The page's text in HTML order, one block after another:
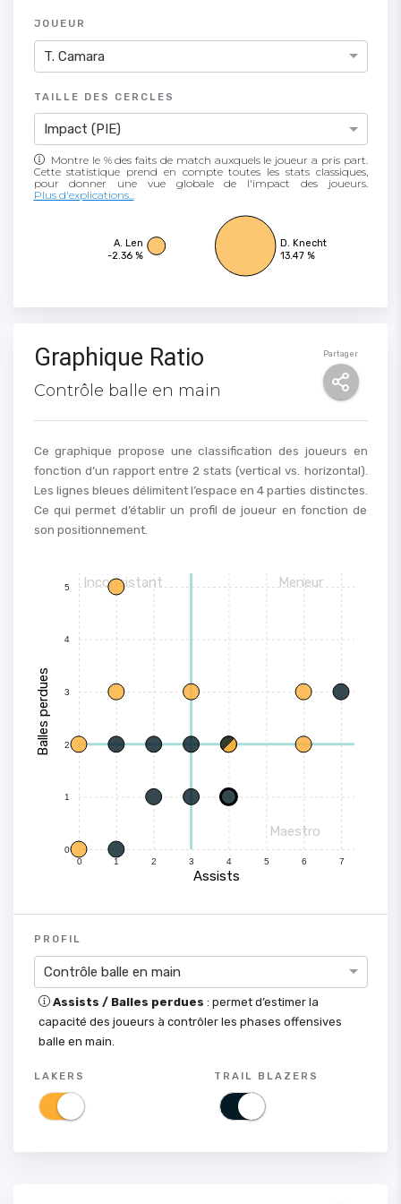
JOUEUR
T. Camara
TAILLE DES CERCLES
Impact (PIE)
Montre le % des faits de match auxquels le joueur a pris part.
Cette statistique prend en compte toutes les stats classiques,
pour donner une vue globale de l'impact des joueurs.
Plus d'explications...
A. Len
D. Knecht
-2.36 %
13.47 %
Partager
Graphique Ratio
Contrôle balle en main
Ce graphique propose une classification des joueurs en
fonction d’un rapport entre 2 stats (vertical vs. horizontal).
Les lignes bleues délimitent l’espace en 4 parties distinctes.
Ce qui permet d’établir un profil de joueur en fonction de
son positionnement.
0 1 2 3 4 5 6 7
0
1
2
3
4
5
Assists
Balles perdues
Inconsistant Meneur
Maestro
PROFIL
Contrôle balle en main
Assists / Balles perdues : permet d’estimer la
capacité des joueurs à contrôler les phases offensives
balle en main.
LAKERS TRAIL BLAZERS